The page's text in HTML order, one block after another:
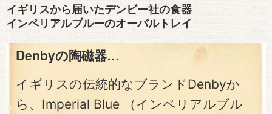
イギリスから届いたデンビー社の食器
インペリアルブルーのオーバルトレイ
Denbyの陶磁器…
イギリスの伝統的なブランドDenbyか
ら、Imperial Blue （インペリアルブル